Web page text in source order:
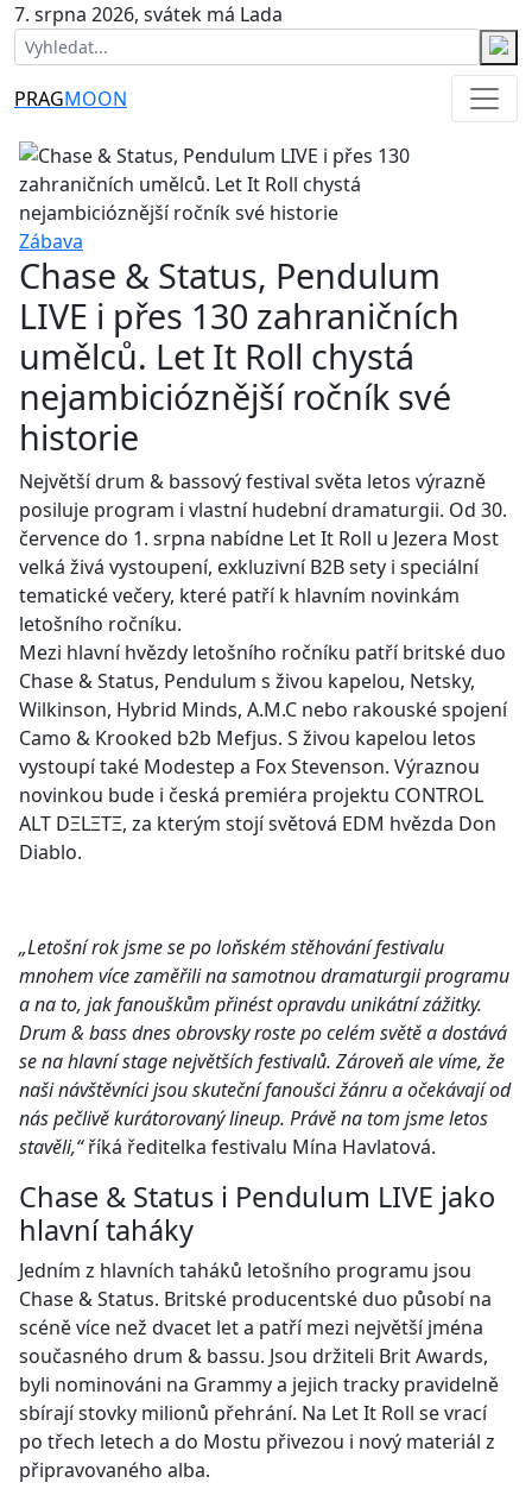
7. srpna 2026, svátek má Lada
PRAGMOON
Zábava
Chase & Status, Pendulum
LIVE i přes 130 zahraničních
umělců. Let It Roll chystá
nejambicióznější ročník své
historie
Největší drum & bassový festival světa letos výrazně
posiluje program i vlastní hudební dramaturgii. Od 30.
července do 1. srpna nabídne Let It Roll u Jezera Most
velká živá vystoupení, exkluzivní B2B sety i speciální
tematické večery, které patří k hlavním novinkám
letošního ročníku.
Mezi hlavní hvězdy letošního ročníku patří britské duo
Chase & Status, Pendulum s živou kapelou, Netsky,
Wilkinson, Hybrid Minds, A.M.C nebo rakouské spojení
Camo & Krooked b2b Mefjus. S živou kapelou letos
vystoupí také Modestep a Fox Stevenson. Výraznou
novinkou bude i česká premiéra projektu CONTROL
ALT DΞLΞTΞ, za kterým stojí světová EDM hvězda Don
Diablo.
„Letošní rok jsme se po loňském stěhování festivalu
mnohem více zaměřili na samotnou dramaturgii programu
a na to, jak fanouškům přinést opravdu unikátní zážitky.
Drum & bass dnes obrovsky roste po celém světě a dostává
se na hlavní stage největších festivalů. Zároveň ale víme, že
naši návštěvníci jsou skuteční fanoušci žánru a očekávají od
nás pečlivě kurátorovaný lineup. Právě na tom jsme letos
stavěli,“říká ředitelka festivalu Mína Havlatová.
Chase & Status i Pendulum LIVE jako
hlavní taháky
Jedním z hlavních taháků letošního programu jsou
Chase & Status. Britské producentské duo působí na
scéně více než dvacet let a patří mezi největší jména
současného drum & bassu. Jsou držiteli Brit Awards,
byli nominováni na Grammy a jejich tracky pravidelně
sbírají stovky milionů přehrání. Na Let It Roll se vrací
po třech letech a do Mostu přivezou i nový materiál z
připravovaného alba.